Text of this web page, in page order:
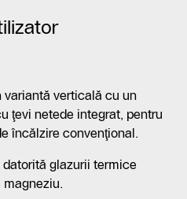
variantă verticală cu un
ţevi netede integrat, pentru
încălzire convenţional.
glazurii termice
magneziu.